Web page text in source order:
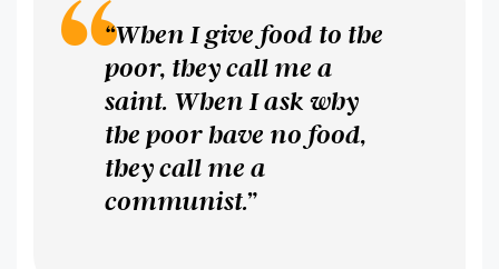
“When I give food to the
poor, they call me a
saint. When I ask why
the poor have no food,
they call me a
communist.”